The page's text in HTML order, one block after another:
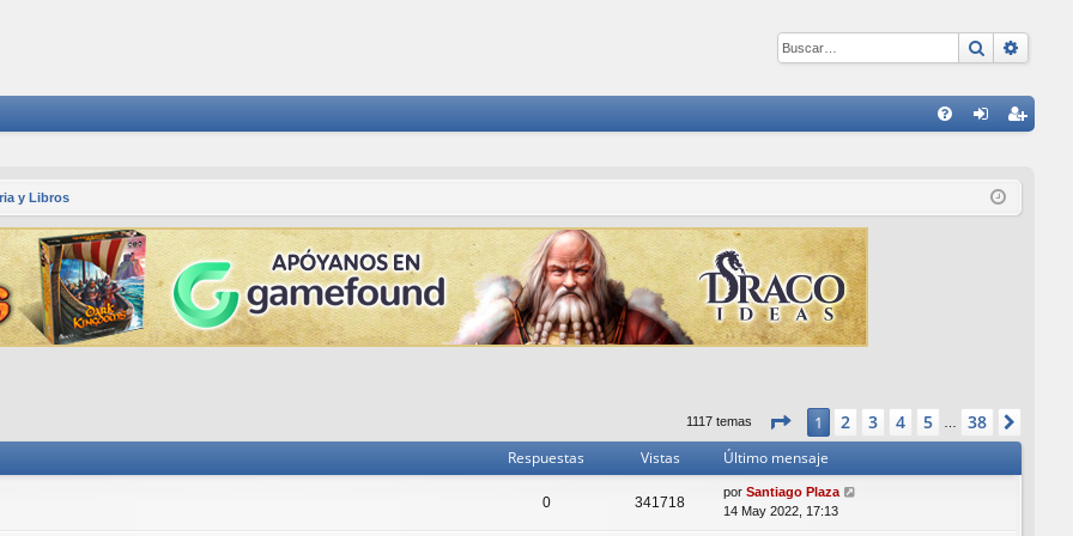
Buscar
ist
y Libros
1117 temas Página de 38
1 2 3 4 5 38
Respuestas Vistas Último mensaje
0 341718
por Santiago Plaza
14 May 2022, 17:13